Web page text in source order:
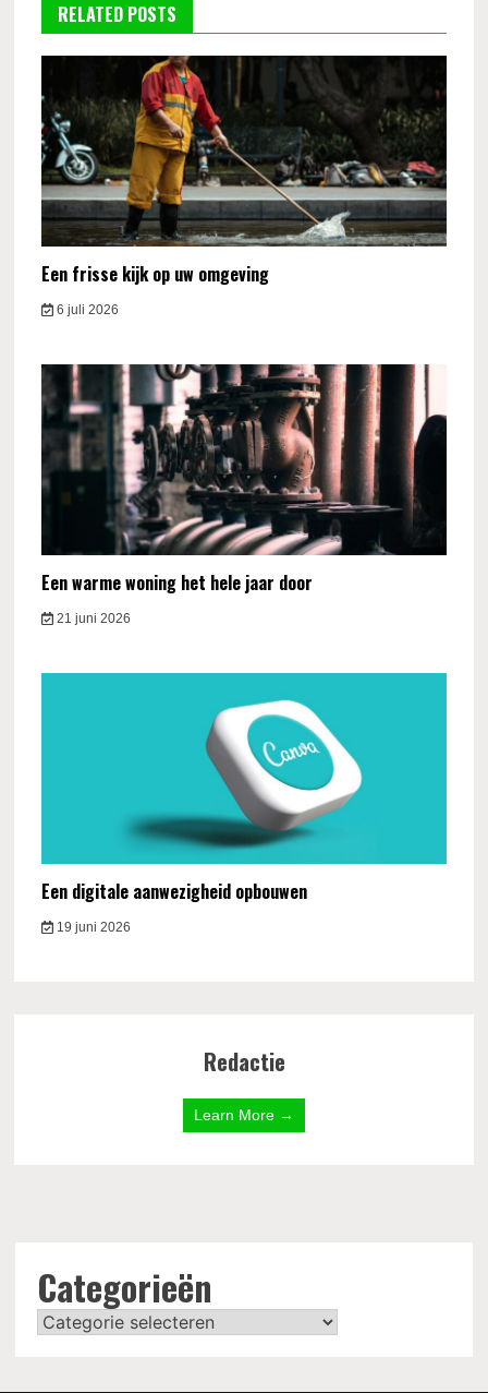
RELATED POSTS
Een frisse kijk op uw omgeving
6 juli 2026
Een warme woning het hele jaar door
21 juni 2026
Een digitale aanwezigheid opbouwen
19 juni 2026
Redactie
Learn More →
Categorieën
Categorieën